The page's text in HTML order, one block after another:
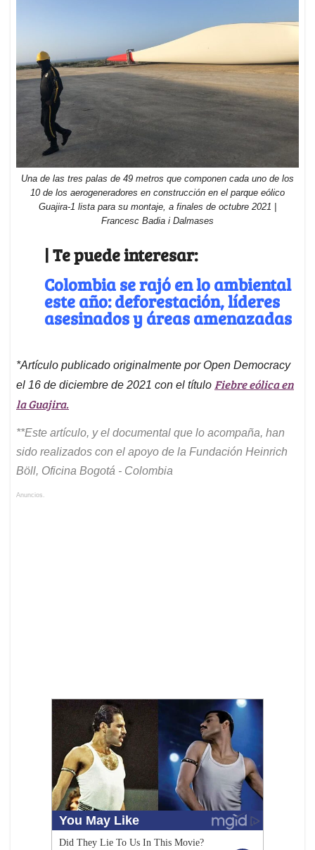
Una de las tres palas de 49 metros que componen cada uno de los
10 de los aerogeneradores en construcción en el parque eólico
Guajira-1 lista para su montaje, a finales de octubre 2021 |
Francesc Badia i Dalmases
| Te puede interesar:
Colombia se rajó en lo ambiental
este año: deforestación, líderes
asesinados y áreas amenazadas
*Artículo publicado originalmente por Open Democracy
el 16 de diciembre de 2021 con el título Fiebre eólica en
la Guajira.
**Este artículo, y el documental que lo acompaña, han
sido realizados con el apoyo de la Fundación Heinrich
Böll, Oficina Bogotá - Colombia
Anuncios.